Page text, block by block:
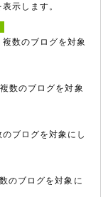
示します。
数のブログを対象
数のブログを対象
ブログを対象にし
のブログを対象に